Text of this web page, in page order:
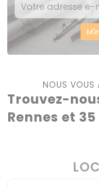
NOUS VOUS
Trouvez-
Rennes et 35